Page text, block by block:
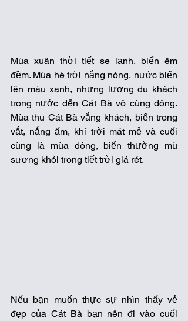
Mùa xuân thời tiết se lạnh, biển êm
đềm. Mùa hè trời nắng nóng, nước biển
lên màu xanh, nhưng lượng du khách
trong nước đến Cát Bà vô cùng đông.
Mùa thu Cát Bà vắng khách, biển trong
vắt, nắng ấm, khí trời mát mẻ và cuối
cùng là mùa đông, biển thường mù
sương khói trong tiết trời giá rét.
Nếu bạn muốn thực sự nhìn thấy vẻ
đẹp của Cát Bà bạn nên đi vào cuối